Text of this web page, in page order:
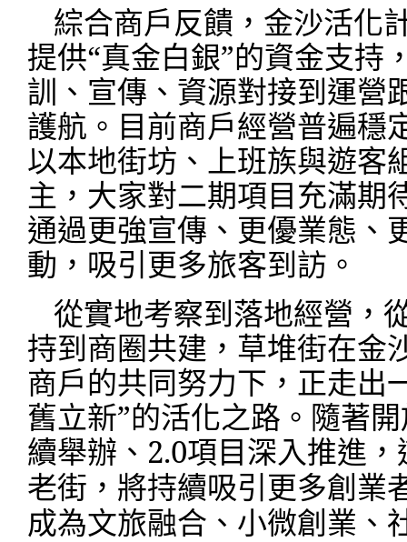
綜合商戶反饋，金沙活化
提供“真金白銀”的資金支持
訓、宣傳、資源對接到運營
護航。目前商戶經營普遍穩
以本地街坊、上班族與遊客
主，大家對二期項目充滿期
通過更強宣傳、更優業態、
動，吸引更多旅客到訪。
從實地考察到落地經營，
持到商圈共建，草堆街在金
商戶的共同努力下，正走出
舊立新”的活化之路。隨著
續舉辦、 2.0項目深入推進，
老街，將持續吸引更多創業
成為文旅融合、小微創業、